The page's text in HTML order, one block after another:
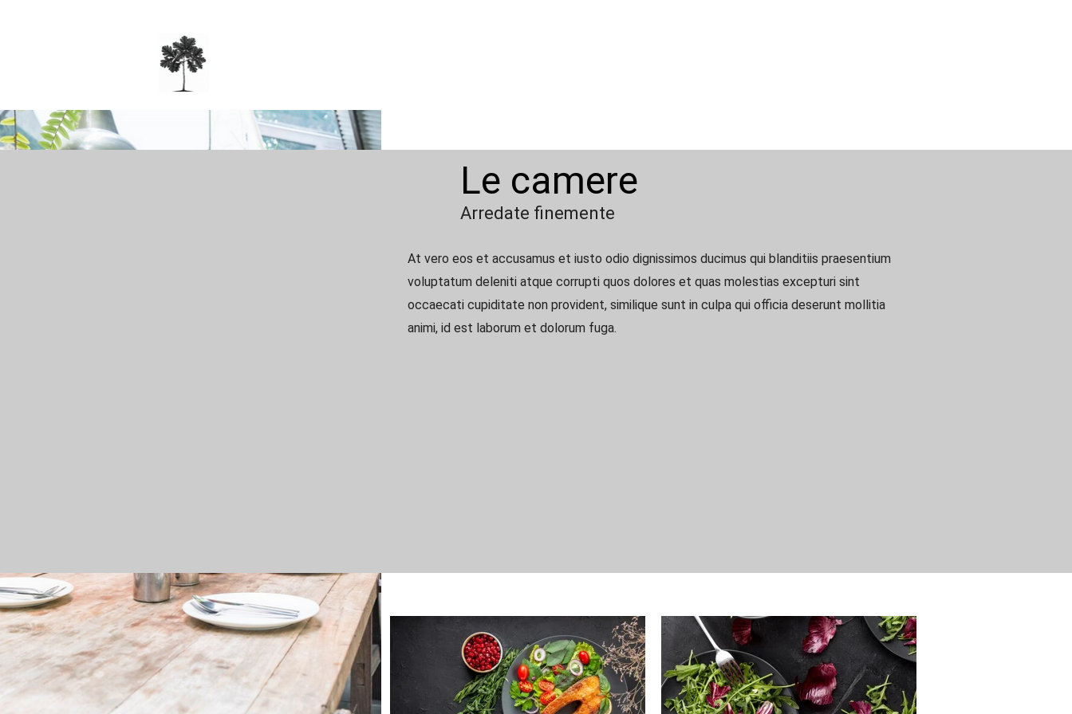
Le camere
Arredate finemente
At vero eos et accusamus et iusto odio dignissimos ducimus qui blanditiis praesentium
voluptatum deleniti atque corrupti quos dolores et quas molestias excepturi sint
occaecati cupiditate non provident, similique sunt in culpa qui officia deserunt mollitia
animi, id est laborum et dolorum fuga.